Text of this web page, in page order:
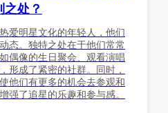
处？
爱明星文化的年轻人，他们
态。独特之处在于他们常常
偶像的生日聚会、观看演唱
形成了紧密的社群。同时，
他们有更多的机会去参观和
强了追星的乐趣和参与感。